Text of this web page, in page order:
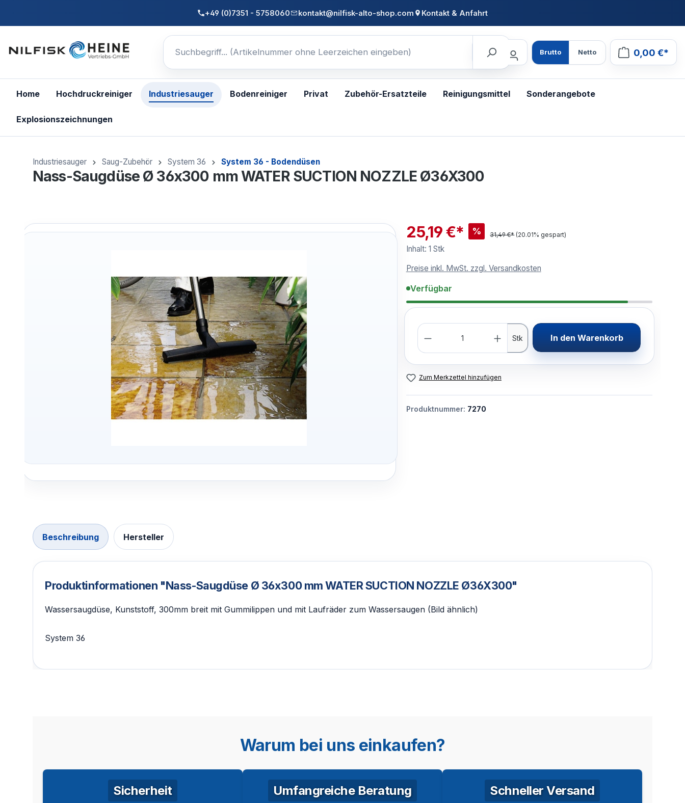
+49 (0)7351 - 5758060 kontakt@nilfisk-alto-shop.com Kontakt & Anfahrt
Brutto Netto 0,00 €*
Home Hochdruckreiniger Industriesauger Bodenreiniger Privat Zubehör-Ersatzteile Reinigungsmittel Sonderangebote
Explosionszeichnungen
Industriesauger Saug-Zubehör System 36 System 36 - Bodendüsen
Nass-Saugdüse Ø 36x300 mm WATER SUCTION NOZZLE Ø36X300
25,19 €* % 31,49 €* (20.01% gespart)
Inhalt: 1 Stk
Preise inkl. MwSt. zzgl. Versandkosten
Verfügbar
Anzahl
Stk
In den Warenkorb
Zum Merkzettel hinzufügen
Produktnummer: 7270
Beschreibung Hersteller
Produktinformationen "Nass-Saugdüse Ø 36x300 mm WATER SUCTION NOZZLE Ø36X300"
Wassersaugdüse, Kunststoff, 300mm breit mit Gummilippen und mit Laufräder zum Wassersaugen (Bild ähnlich)
System 36
Warum bei uns einkaufen?
Sicherheit Umfangreiche Beratung Schneller Versand